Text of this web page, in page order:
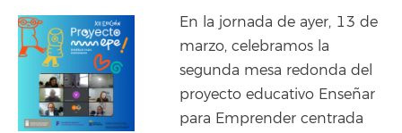
En la jornada de ayer, 13 de
marzo, celebramos la
segunda mesa redonda del
proyecto educativo Enseñar
para Emprender centrada